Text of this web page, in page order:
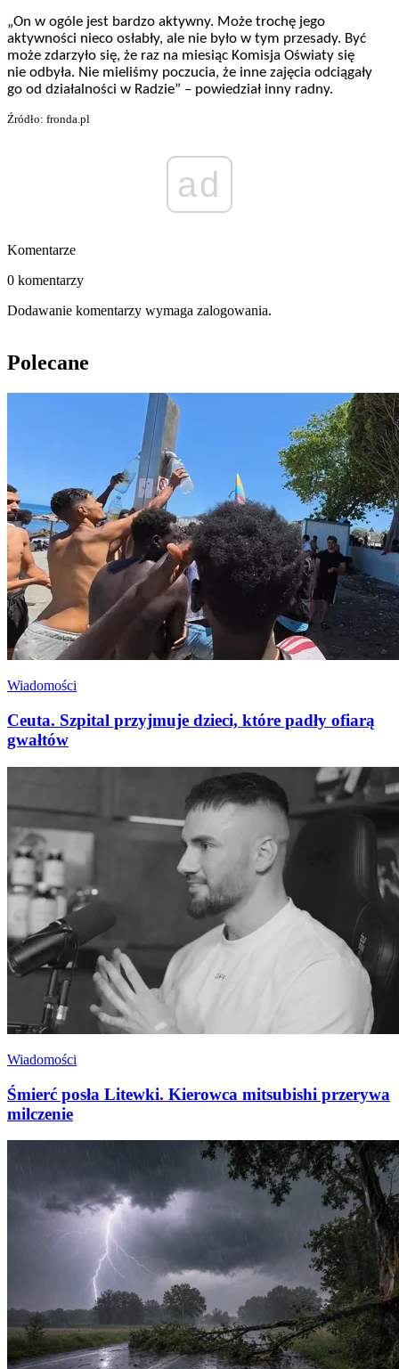
„On w ogóle jest bardzo aktywny. Może trochę jego
aktywności nieco osłabły, ale nie było w tym przesady. Być
może zdarzyło się, że raz na miesiąc Komisja Oświaty się
nie odbyła. Nie mieliśmy poczucia, że inne zajęcia odciągały
go od działalności w Radzie” – powiedział inny radny.
Źródło: fronda.pl
ad
Komentarze
0 komentarzy
Dodawanie komentarzy wymaga zalogowania.
Polecane
Wiadomości
Ceuta. Szpital przyjmuje dzieci, które padły ofiarą
gwałtów
Wiadomości
Śmierć posła Litewki. Kierowca mitsubishi przerywa
milczenie